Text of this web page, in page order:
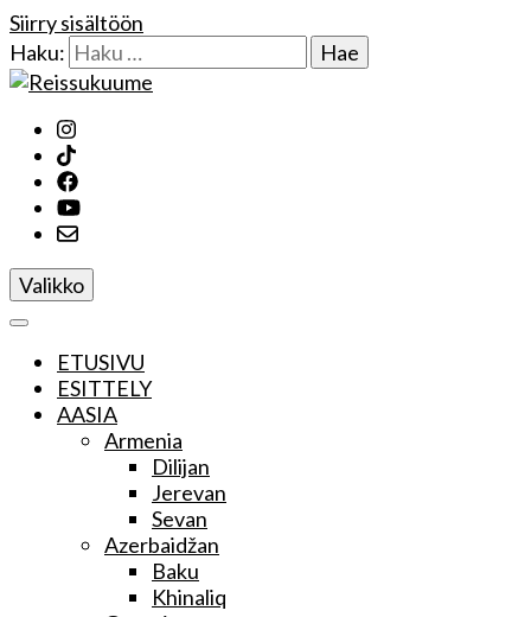
Siirry sisältöön
Haku:
Reissukuume
Valikko
ETUSIVU
ESITTELY
AASIA
Armenia
Dilijan
Jerevan
Sevan
Azerbaidžan
Baku
Khinaliq